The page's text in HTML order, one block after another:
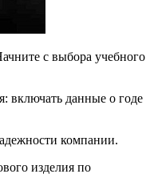
с выбора учебного
включать данные о годе
компании.
изделия по